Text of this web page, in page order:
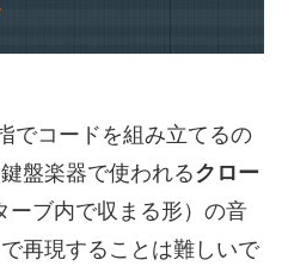
でコードを組み立てるの
盤楽器で使われるクロー
ーブ内で収まる形）の音
再現することは難しいで